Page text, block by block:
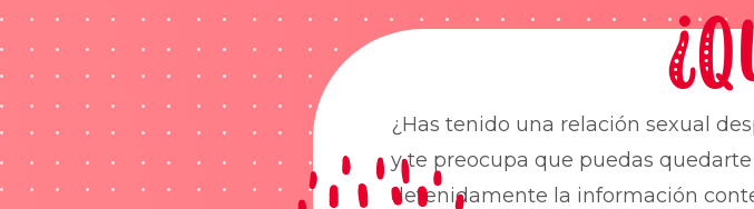
¿Has tenido una relación sexual
y te preocupa que puedas
detenidamente la información